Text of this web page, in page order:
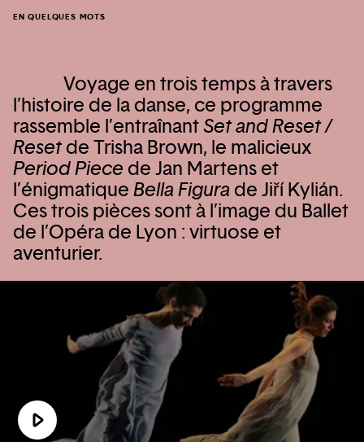
EN QUELQUES MOTS
Voyage en trois temps à travers
l’histoire de la danse, ce programme
rassemble l’entraînantSet and Reset /
Resetde Trisha Brown, le malicieux
Period Piece de Jan Martens et
l’énigmatique Bella Figura de Jiří Kylián.
Ces trois pièces sont à l’image du Ballet
de l’Opéra de Lyon : virtuose et
aventurier.